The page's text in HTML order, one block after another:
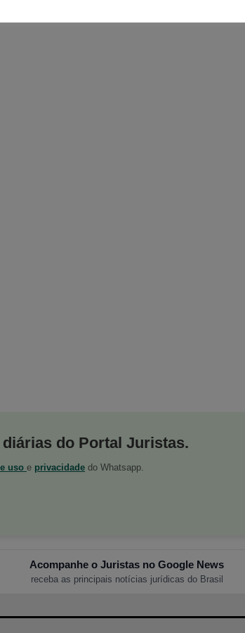
do Portal Juristas.
uso e privacidade do Whatsapp.
Acompanhe o Juristas no Google News
receba as principais notícias jurídicas do Brasil